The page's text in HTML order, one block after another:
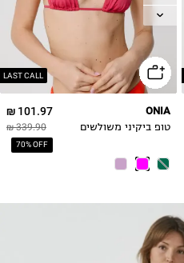
LAST CALL
L
101.97 ₪
339.90 ₪
70% OFF
ONIA
טופ ביקיני משולשים